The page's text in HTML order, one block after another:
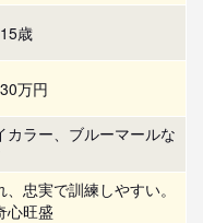
歳
万円
カラー、ブルーマールな
忠実で訓練しやすい。
心旺盛